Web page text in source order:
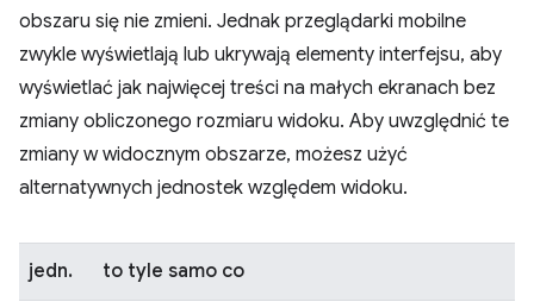
obszaru się nie zmieni. Jednak przeglądarki mobilne
zwykle wyświetlają lub ukrywają elementy interfejsu, aby
wyświetlać jak najwięcej treści na małych ekranach bez
zmiany obliczonego rozmiaru widoku. Aby uwzględnić te
zmiany w widocznym obszarze, możesz użyć
alternatywnych jednostek względem widoku.
jedn. to tyle samo co